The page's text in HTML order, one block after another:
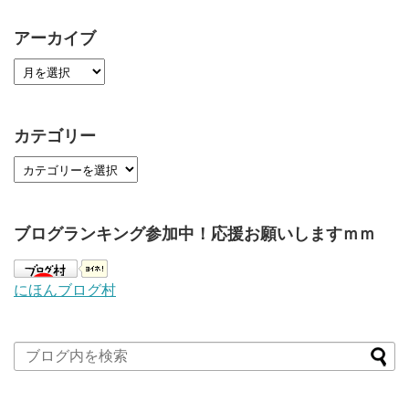
アーカイブ
カテゴリー
ブログランキング参加中！応援お願いしますｍｍ
にほんブログ村